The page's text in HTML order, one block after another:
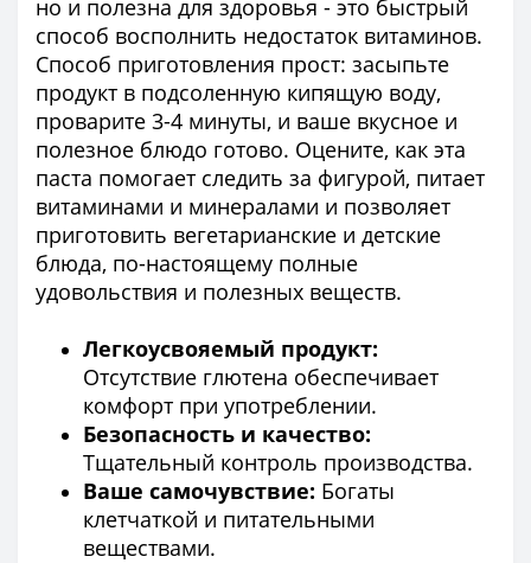
но и полезна для здоровья - это быстрый
способ восполнить недостаток витаминов.
Способ приготовления прост: засыпьте
продукт в подсоленную кипящую воду,
проварите 3-4 минуты, и ваше вкусное и
полезное блюдо готово. Оцените, как эта
паста помогает следить за фигурой, питает
витаминами и минералами и позволяет
приготовить вегетарианские и детские
блюда, по-настоящему полные
удовольствия и полезных веществ.
Легкоусвояемый продукт:
Отсутствие глютена обеспечивает
комфорт при употреблении.
Безопасность и качество:
Тщательный контроль производства.
Ваше самочувствие: Богаты
клетчаткой и питательными
веществами.